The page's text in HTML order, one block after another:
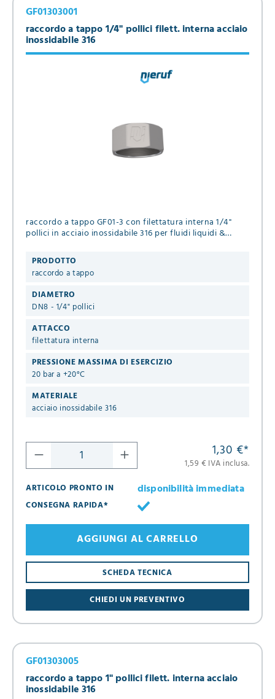
raccordo a tappo 1/4" pollici filett. interna acciaio
inossidabile 316
GF01303001
raccordo a tappo GF01-3 con filettatura interna 1/4"
pollici in acciaio inossidabile 316 per fluidi liquidi &
PRODOTTO
raccordo a tappo
DIAMETRO
DN8 - 1/4" pollici
ATTACCO
filettatura interna
PRESSIONE MASSIMA DI ESERCIZIO
20 bar a +20°C
MATERIALE
acciaio inossidabile 316
1,30 €*
1,59 € IVA inclusa.
ARTICOLO PRONTO IN
disponibilità immediata
CONSEGNA RAPIDA*
CHIEDI UN PREVENTIVO
SCHEDA TECNICA
AGGIUNGI AL CARRELLO
raccordo a tappo 1" pollici filett. interna acciaio
inossidabile 316
GF01303005